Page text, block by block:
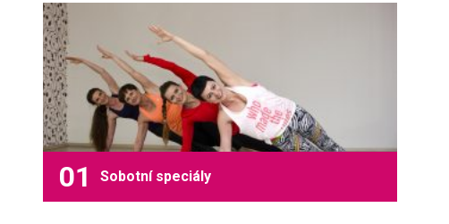
Sobotní speciály